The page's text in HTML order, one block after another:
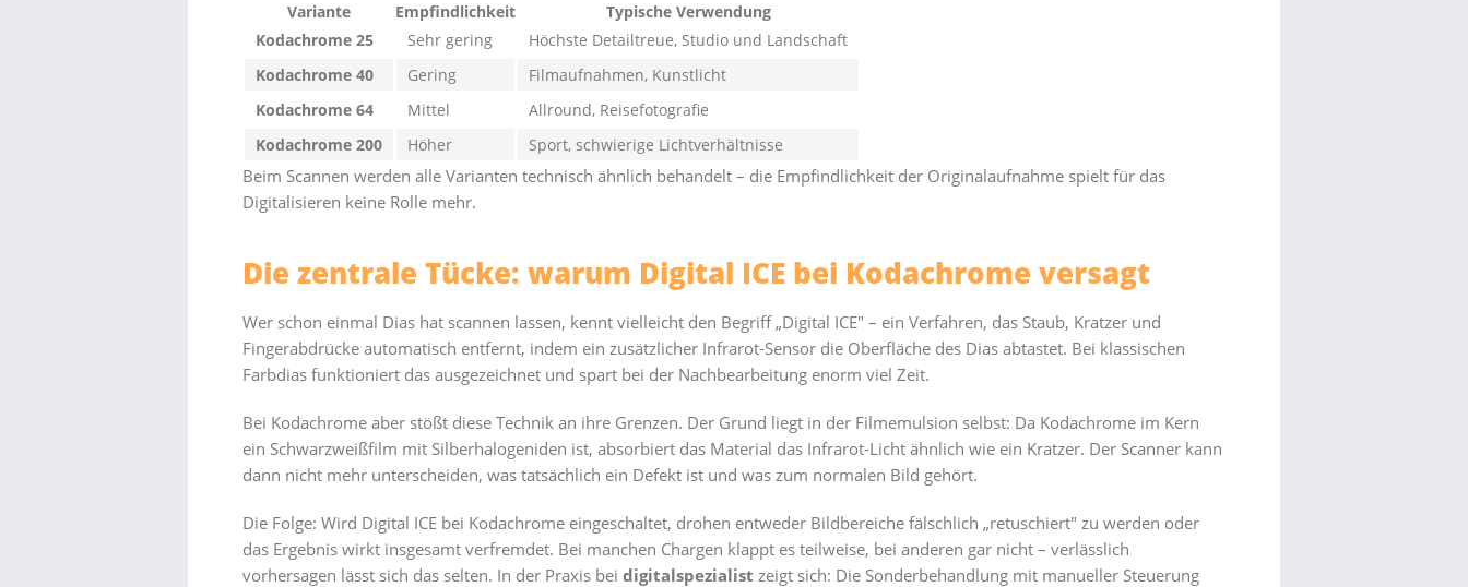
Variante Empfindlichkeit
Typische Verwendung
Kodachrome 25
Sehr gering
Höchste Detailtreue, Studio und Landschaft
Kodachrome 40
Gering
Filmaufnahmen, Kunstlicht
Kodachrome 64
Mittel
Allround, Reisefotografie
Kodachrome 200
Höher Sport, schwierige Lichtverhältnisse
Beim Scannen werden alle Varianten technisch ähnlich behandelt – die Empfindlichkeit der Originalaufnahme spielt für das
Digitalisieren keine Rolle mehr.
Die zentrale Tücke: warum Digital ICE bei Kodachrome versagt
Wer schon einmal Dias hat scannen lassen, kennt vielleicht den Begriff „Digital ICE" – ein Verfahren, das Staub, Kratzer und
Fingerabdrücke automatisch entfernt, indem ein zusätzlicher Infrarot-Sensor die Oberfläche des Dias abtastet. Bei klassischen
Farbdias funktioniert das ausgezeichnet und spart bei der Nachbearbeitung enorm viel Zeit.
Bei Kodachrome aber stößt diese Technik an ihre Grenzen. Der Grund liegt in der Filmemulsion selbst: Da Kodachrome im Kern
ein Schwarzweißfilm mit Silberhalogeniden ist, absorbiert das Material das Infrarot-Licht ähnlich wie ein Kratzer. Der Scanner kann
dann nicht mehr unterscheiden, was tatsächlich ein Defekt ist und was zum normalen Bild gehört.
Die Folge: Wird Digital ICE bei Kodachrome eingeschaltet, drohen entweder Bildbereiche fälschlich „retuschiert" zu werden oder
das Ergebnis wirkt insgesamt verfremdet. Bei manchen Chargen klappt es teilweise, bei anderen gar nicht – verlässlich
vorhersagen lässt sich das selten. In der Praxis bei digitalspezialist zeigt sich: Die Sonderbehandlung mit manueller Steuerung